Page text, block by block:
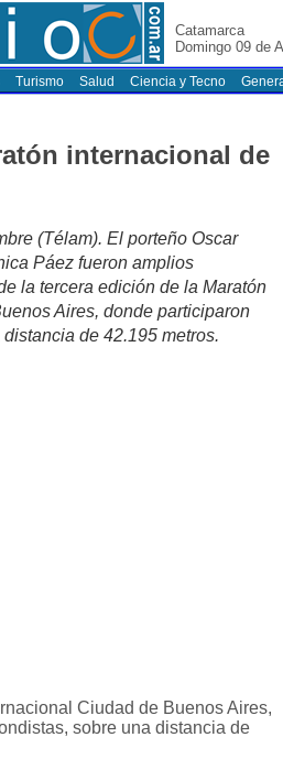
Catamarca
Domingo 09 de
Turismo Salud Ciencia y Tecno
internacional de
(Télam). El porteño Oscar
Páez fueron amplios
la tercera edición de la Maratón
Aires, donde participaron
de 42.195 metros.
Ciudad de Buenos Aires,
sobre una distancia de